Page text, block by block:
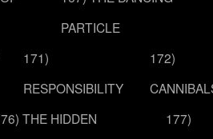
PARTICLE
171)
RESPONSIBILITY
172)
THE HIDDEN
177)